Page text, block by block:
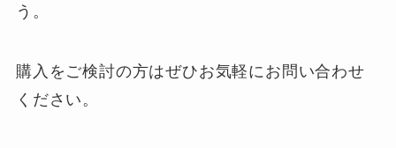
う。
購入をご検討の方はぜひお気軽にお問い合わせ
ください。